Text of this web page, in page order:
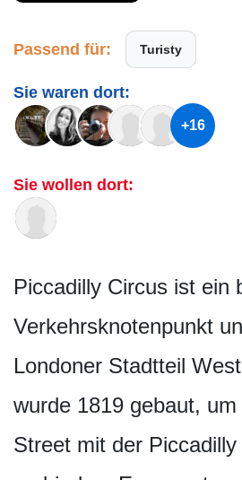
Passend für: Turisty
Sie waren dort:
+16
Sie wollen dort:
Piccadilly Circus ist ein
Verkehrsknotenpunkt
Londoner Stadtteil
wurde 1819 gebaut,
Street mit der